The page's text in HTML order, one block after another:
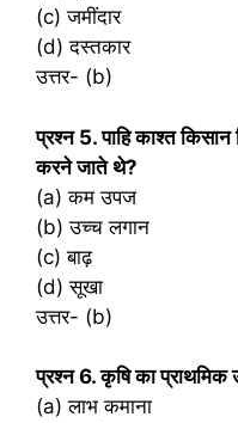
(c) जमींदार
(d) दस्तकार
उत्तर- (b)
प्रश्‍न 5. पाहि काश्त
करने जाते थे?
(a) कम उपज
(b) उच्‍च लगान
(c) बाढ़
(d) सूखा
उत्तर- (b)
प्रश्‍न 6. कृषि का प्राथमिक
(a) लाभ कमाना